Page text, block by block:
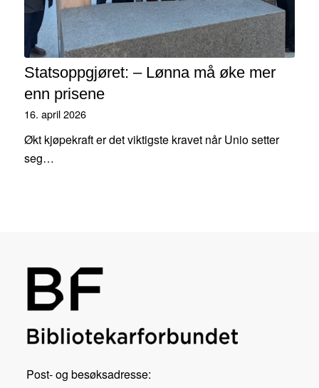
Statsoppgjøret: – Lønna må øke mer
enn prisene
16. april 2026
Økt kjøpekraft er det viktigste kravet når Unio setter
seg…
Post- og besøksadresse: